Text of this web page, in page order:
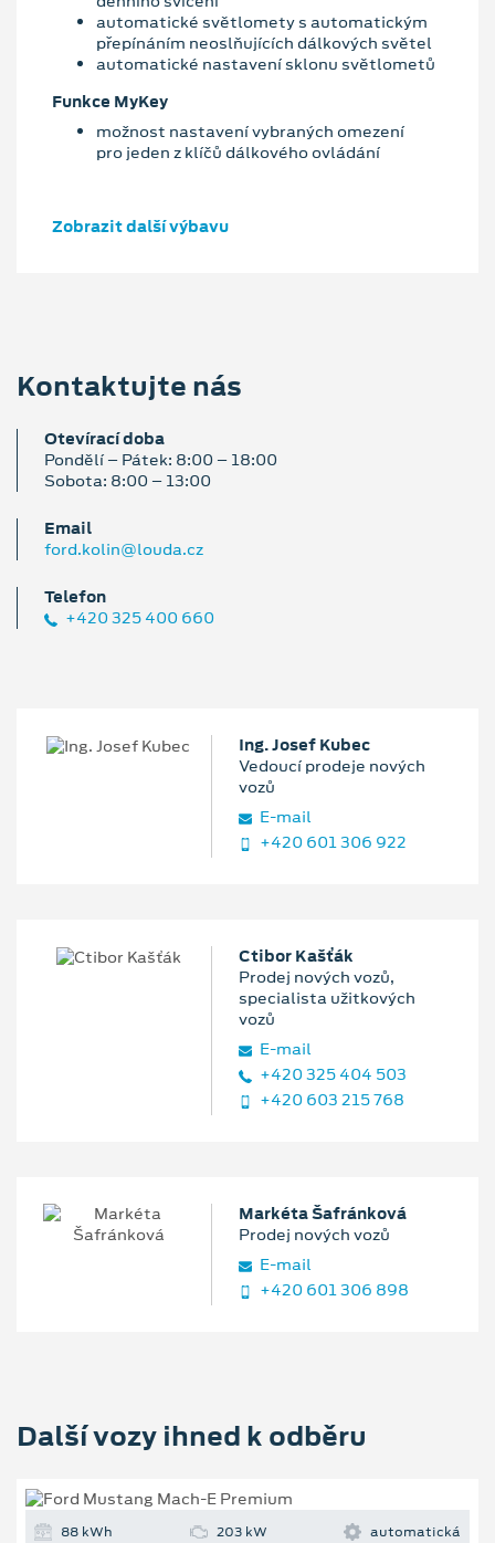
automatické světlomety s automatickým
přepínáním neoslňujících dálkových světel
automatické nastavení sklonu světlometů
Funkce MyKey
možnost nastavení vybraných omezení
pro jeden z klíčů dálkového ovládání
Zobrazit další výbavu
Kontaktujte nás
Otevírací doba
Pondělí – Pátek: 8:00 – 18:00
Sobota: 8:00 – 13:00
Email
ford.kolin@louda.cz
Telefon
+420 325 400 660
Ing. Josef Kubec
Vedoucí prodeje nových
vozů
E‑mail
+420 601 306 922
Ctibor Kašťák
Prodej nových vozů,
specialista užitkových
vozů
E‑mail
+420 325 404 503
+420 603 215 768
Markéta Šafránková
Prodej nových vozů
E‑mail
+420 601 306 898
Další vozy ihned k odběru
88 kWh 203 kW automatická